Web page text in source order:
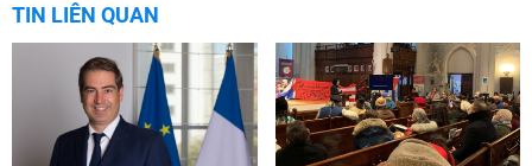
TIN LIÊN QUAN